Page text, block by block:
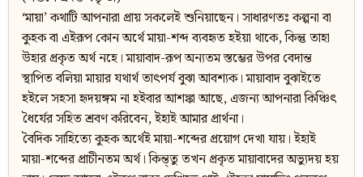
‘মায়া’ কথাটি আপনারা প্রায় সকলেই শুনিয়াছেন। সাধারণতঃ কল্পনা বা
কুহক বা এইরূপ কোন অর্থে মায়া-শব্দ ব্যবহৃত হইয়া থাকে, কিন্তু তাহা
উহার প্রকৃত অর্থ নহে। মায়াবাদ-রূপ অন্যতম স্তম্ভের উপর বেদান্ত
স্থাপিত বলিয়া মায়ার যথার্থ তাৎপর্য বুঝা আবশ্যক। মায়াবাদ বুঝাইতে
হইলে সহসা হৃদয়ঙ্গম না হইবার আশঙ্কা আছে, এজন্য আপনারা কিঞ্চিৎ
ধৈর্যের সহিত শ্রবণ করিবেন, ইহাই আমার প্রার্থনা।
বৈদিক সাহিত্যে কুহক অর্থেই মায়া-শব্দের প্রয়োগ দেখা যায়। ইহাই
মায়া-শব্দের প্রাচীনতম অর্থ। কিন্ত্তু তখন প্রকৃত মায়াবাদের অভ্যুদয় হয়